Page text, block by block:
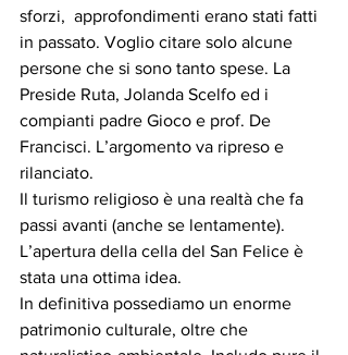
sforzi,  approfondimenti erano stati fatti
in passato. Voglio citare solo alcune
persone che si sono tanto spese. La
Preside Ruta, Jolanda Scelfo ed i
compianti padre Gioco e prof. De
Francisci. L’argomento va ripreso e
rilanciato.
Il turismo religioso è una realtà che fa
passi avanti (anche se lentamente).
L’apertura della cella del San Felice è
stata una ottima idea.
In definitiva possediamo un enorme
patrimonio culturale, oltre che